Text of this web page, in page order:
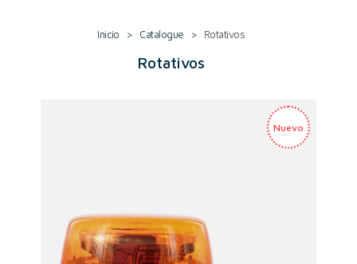
Inicio > Catalogue > Rotativos
Rotativos